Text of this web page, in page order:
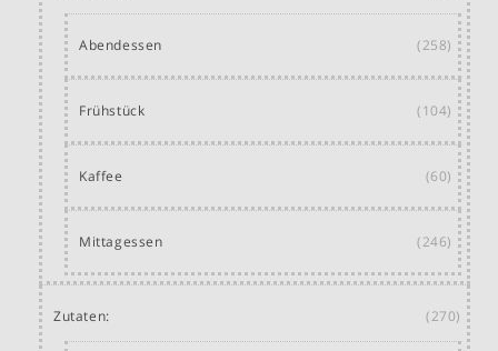
Abendessen (258)
Frühstück (104)
Kaffee (60)
Mittagessen (246)
Zutaten: (270)